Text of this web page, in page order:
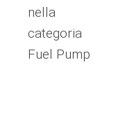
nella
categoria
Fuel Pump